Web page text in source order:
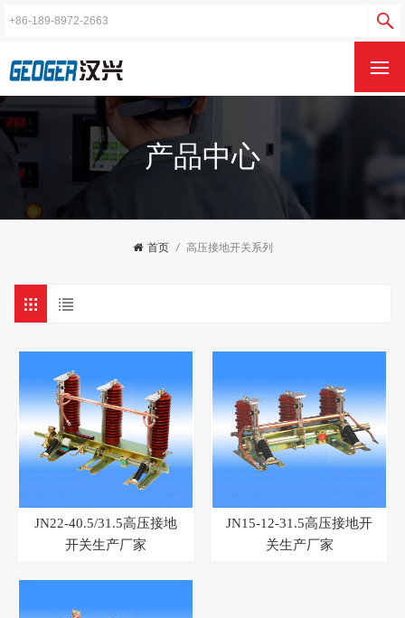
产品中心
首页 / 高压接地开关系列
JN22-40.5/31.5高压接地
开关生产厂家
JN15-12-31.5高压接地开
关生产厂家